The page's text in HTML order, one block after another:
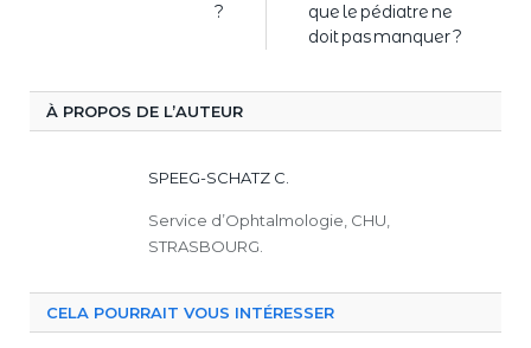
?
que le pédiatre ne
doit pas manquer ?
À PROPOS DE L’AUTEUR
SPEEG-SCHATZ C.
Service d’Ophtalmologie, CHU,
STRASBOURG.
CELA POURRAIT VOUS INTÉRESSER